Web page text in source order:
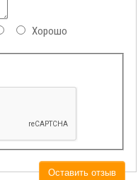
Хорошо
Оставить отзыв